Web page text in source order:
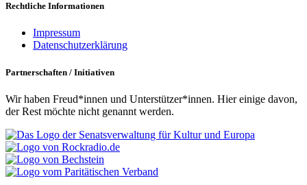
Rechtliche Informationen
Impressum
Datenschutzerklärung
Partnerschaften / Initiativen
Wir haben Freud*innen und Unterstützer*innen. Hier einige davon,
der Rest möchte nicht genannt werden.